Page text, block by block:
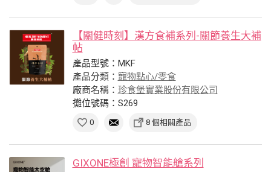
【關健時刻】漢方食補系列-關節養生大補
帖
產品型號：MKF
產品分類： 寵物點心/零食
廠商名稱： 珍食堡實業股份有限公司
攤位號碼：S269
0 8 個相關產品
GIXONE極創 寵物智能艙系列